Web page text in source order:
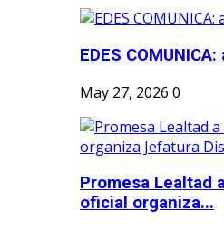
EDES
May 27, 2026 0
Promesa Lealtad
oficial organiza...